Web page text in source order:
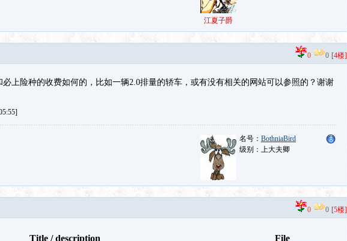
江夏子爵
0 0 [4楼]
上险种的收费如何的，比如一辆2.0排量的轿车，或有没有相关的网站可以参照的？谢谢
名号： BothniaBird
级别：上大夫卿
0 0 [5楼]
Title / description
File